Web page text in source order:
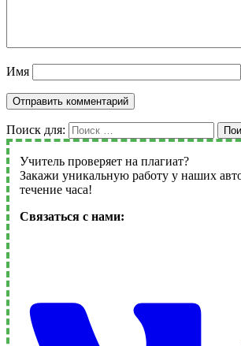
Имя
Поиск для:
Учитель проверяет на плагиат?
Закажи уникальную работу у наших
течение часа!
Связаться с нами: